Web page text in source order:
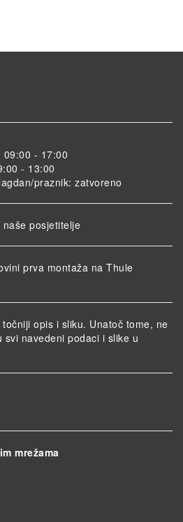
09:00 - 17:00
- 13:00
praznik: zatvoreno
posjetitelje
prva montaža na Thule
opis i sliku. Unatoč tome, ne
navedeni podaci i slike u
mrežama